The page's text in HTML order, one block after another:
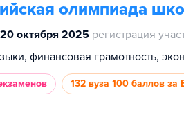
олимпиада
октября 2025 регистрация
132 вуза 100 баллов за